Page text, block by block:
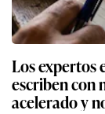
Los expertos
escriben con
acelerado y